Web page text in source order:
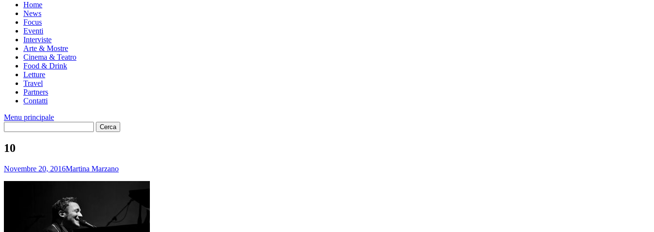
Home
News
Focus
Eventi
Interviste
Arte & Mostre
Cinema & Teatro
Food & Drink
Letture
Travel
Partners
Contatti
Menu principale
10
Novembre 20, 2016Martina Marzano